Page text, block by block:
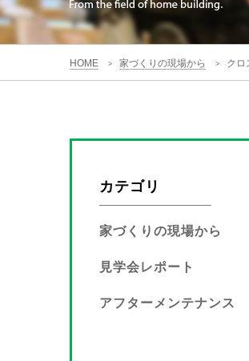
HOME > 家づくりの現場から > クロ
カテゴリ
家づくりの現場から
見学会レポート
アフターメンテナンス